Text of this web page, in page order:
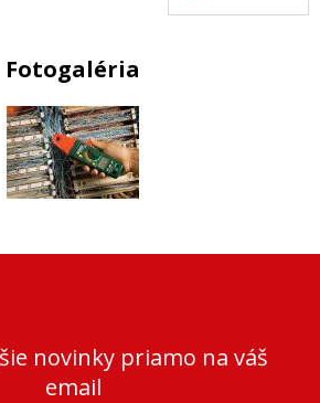
Fotogaléria
novinky priamo na váš
email